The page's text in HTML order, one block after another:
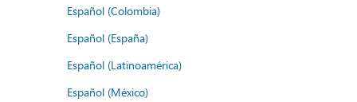
Español (Colombia)
Español (España)
Español (Latinoamérica)
Español (México)